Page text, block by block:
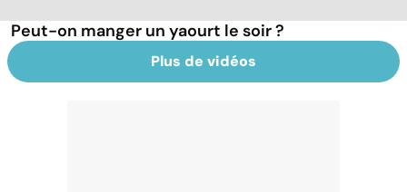
Peut-on manger un yaourt le soir ?
Plus de vidéos